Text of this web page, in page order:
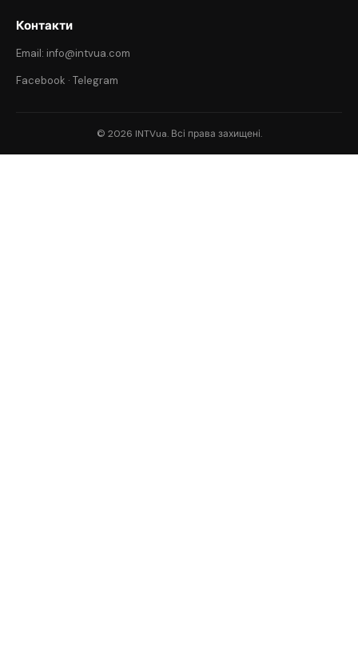
Контакти
Email: info@intvua.com
Facebook · Telegram
© 2026 INTVua. Всі права захищені.